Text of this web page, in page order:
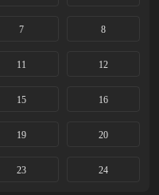
7 8
11 12
15 16
19 20
23 24